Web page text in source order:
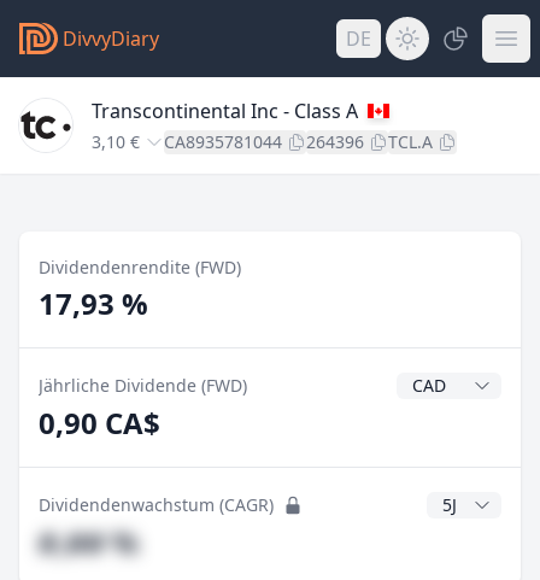
DivvyDiary DE
Transcontinental Inc - Class A
3,10 € CA8935781044 264396 TCL.A
Dividendenrendite (FWD)
17,93 %
Jährliche Dividende (FWD)
0,90 CA$
Dividendenwachstum (CAGR) CAGR Jahre
#,## %